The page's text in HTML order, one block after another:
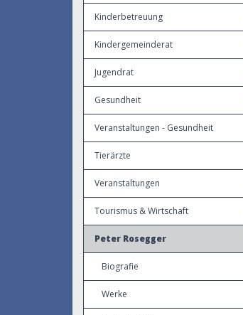
Kinderbetreuung
Kindergemeinderat
Jugendrat
Gesundheit
Veranstaltungen - Gesundheit
Tierärzte
Veranstaltungen
Tourismus & Wirtschaft
Peter Rosegger
Biografie
Werke